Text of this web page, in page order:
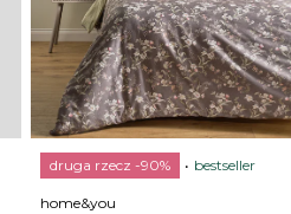
druga rzecz -90% bestseller
home&you